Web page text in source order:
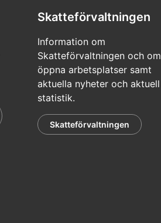
Skatteförvaltningen
Information om
Skatteförvaltningen och om
öppna arbetsplatser samt
aktuella nyheter och aktuell
statistik.
Skatteförvaltningen